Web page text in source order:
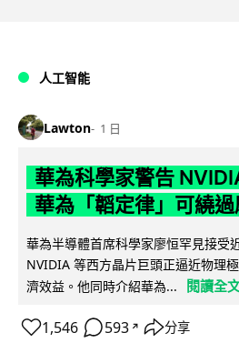
人工智能
Lawton 1 日
華為科學家警告
華為「韜定律」可繞
華為半導體首席科學家廖恒罕見接受
NVIDIA 等西方晶片巨頭正逼近物理
濟效益。他同時介紹華為...
閱讀全
1,546 593 ↗ 分享